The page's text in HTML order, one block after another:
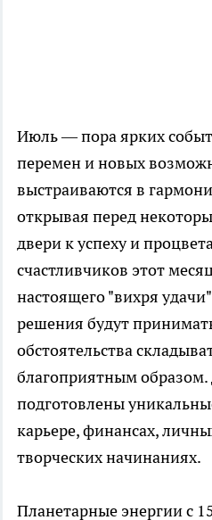
Июль — пора ярких
перемен и новых
выстраиваются в
открывая перед
двери к успеху и
счастливчиков этот
настоящего "вихря
решения будут
обстоятельства
благоприятным
подготовлены
карьере, финансах,
творческих начинаниях.
Планетарные энергии с